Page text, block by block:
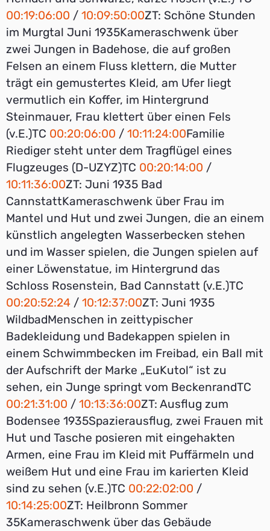
00:19:06:00 / 10:09:50:00ZT: Schöne Stunden
im Murgtal Juni 1935Kameraschwenk über
zwei Jungen in Badehose, die auf großen
Felsen an einem Fluss klettern, die Mutter
trägt ein gemustertes Kleid, am Ufer liegt
vermutlich ein Koffer, im Hintergrund
Steinmauer, Frau klettert über einen Fels
(v.E.)TC 00:20:06:00 / 10:11:24:00Familie
Riediger steht unter dem Tragflügel eines
Flugzeuges (D-UZYZ)TC 00:20:14:00 /
10:11:36:00ZT: Juni 1935 Bad
CannstattKameraschwenk über Frau im
Mantel und Hut und zwei Jungen, die an einem
künstlich angelegten Wasserbecken stehen
und im Wasser spielen, die Jungen spielen auf
einer Löwenstatue, im Hintergrund das
Schloss Rosenstein, Bad Cannstatt (v.E.)TC
00:20:52:24 / 10:12:37:00ZT: Juni 1935
WildbadMenschen in zeittypischer
Badekleidung und Badekappen spielen in
einem Schwimmbecken im Freibad, ein Ball mit
der Aufschrift der Marke „EuKutol“ ist zu
sehen, ein Junge springt vom BeckenrandTC
00:21:31:00 / 10:13:36:00ZT: Ausflug zum
Bodensee 1935Spazierausflug, zwei Frauen mit
Hut und Tasche posieren mit eingehakten
Armen, eine Frau im Kleid mit Puffärmeln und
weißem Hut und eine Frau im karierten Kleid
sind zu sehen (v.E.)TC 00:22:02:00 /
10:14:25:00ZT: Heilbronn Sommer
35Kameraschwenk über das Gebäude